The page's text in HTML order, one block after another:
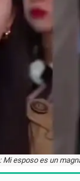
Mi esposo es un